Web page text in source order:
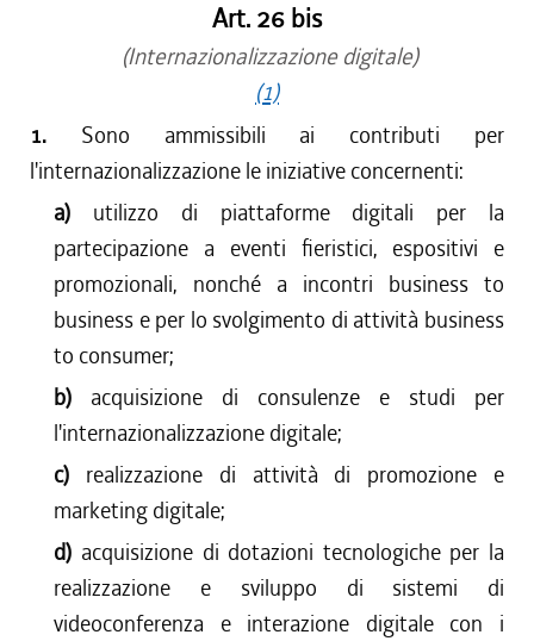
Art. 26 bis
(Internazionalizzazione digitale)
(1)
1. Sono ammissibili ai contributi per
l'internazionalizzazione le iniziative concernenti:
a) utilizzo di piattaforme digitali per la
partecipazione a eventi fieristici, espositivi e
promozionali, nonché a incontri business to
business e per lo svolgimento di attività business
to consumer;
b) acquisizione di consulenze e studi per
l'internazionalizzazione digitale;
c) realizzazione di attività di promozione e
marketing digitale;
d) acquisizione di dotazioni tecnologiche per la
realizzazione e sviluppo di sistemi di
videoconferenza e interazione digitale con i